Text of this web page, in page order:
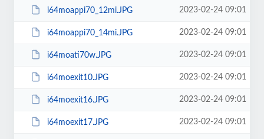
i64moappi70_12mi.JPG 2023-02-24 09:01
i64moappi70_14mi.JPG 2023-02-24 09:01
i64moati70w.JPG 2023-02-24 09:01
i64moexit10.JPG 2023-02-24 09:01
i64moexit16.JPG 2023-02-24 09:01
i64moexit17.JPG 2023-02-24 09:01